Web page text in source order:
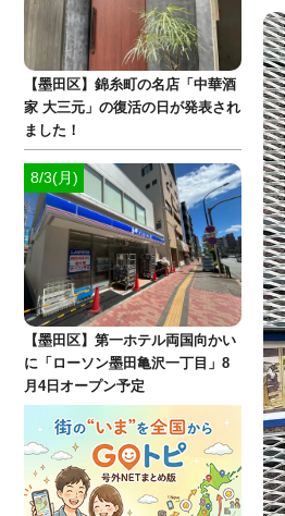
【墨田区】錦糸町の名店「中華酒
家 大三元」の復活の日が発表され
ました！
8/3(月)
【墨田区】第一ホテル両国向かい
に「ローソン墨田亀沢一丁目」8
月4日オープン予定